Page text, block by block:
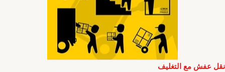
نقل عفش مع التغليف